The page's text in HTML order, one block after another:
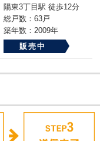
陽東3丁目駅 徒歩12分
総戸数：63戸
築年数：2009年
販売中